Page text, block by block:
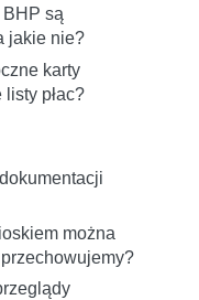
są
jakie nie?
karty
płac?
można